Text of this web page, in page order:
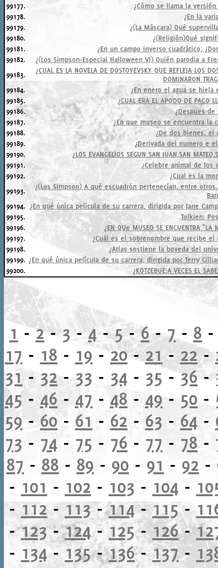
99177.
¿Cómo se llama la
99178.
¿En la
99179.
¿(La Máscara) Qué
99180.
¿(Religión)Qué
99181.
¿En un campo inverso cuadrático,
99182.
¿(Los Simpson-Especial Halloween VI) Quién parodia a
99183.
¿CUAL ES LA NOVELA DE DOSTOYEVSKY QUE REFLEJA LOS
DOMINARON
99184.
¿En enero el agua se
99185.
¿CUAL ERA EL APODO DE PACO
99186.
¿Despues
99187.
¿En que museo se encuentra la
99188.
¿De dos bienes, el
99189.
¿Derivada del numero e
99190.
¿LOS EVANGELIOS SEGUN SAN JUAN,SAN
99191.
¿Celebre animal de los
99192.
¿Cual es la
99193.
¿(Los Simpson) A qué escuadrón pertenecían, entre
99194. ¿En qué única película de su carrera, dirigida por Jane
99195.
Tolkien:
99196.
¿EN QUe MUSEO SE ENCUENTRA "LA
99197.
¿Cuál es el sobrenombre que recibe el
99198.
¿Atlas sostiene la boveda del
99199. ¿En qué única película de su carrera, dirigida por Terry
99200.
¿KOTZEBUE:A VECES EL
1 -2-3-4-5-6-7 - 8
17 - 18 - 19 -20-21-22-
31 - 32 - 33 - 34 - 35 -36-
45 -46 -47 - 48 - 49 - 50 -
59 - 60 - 61 - 62 - 63 - 64 -
73 - 74 - 75 - 76 - 77 - 78 -
87 - 88 - 89 - 90 - 91 - 92 -
- 101 - 102 - 103 - 104 -
-112-113-114-115-
-123-124-125-126-
- 134 - 135-136-137-